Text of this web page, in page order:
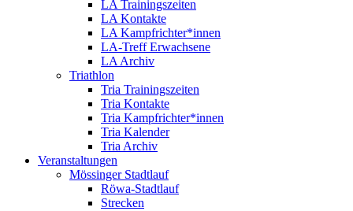
LA Trainingszeiten
LA Kontakte
LA Kampfrichter*innen
LA-Treff Erwachsene
LA Archiv
Triathlon
Tria Trainingszeiten
Tria Kontakte
Tria Kampfrichter*innen
Tria Kalender
Tria Archiv
Veranstaltungen
Mössinger Stadtlauf
Röwa-Stadtlauf
Strecken